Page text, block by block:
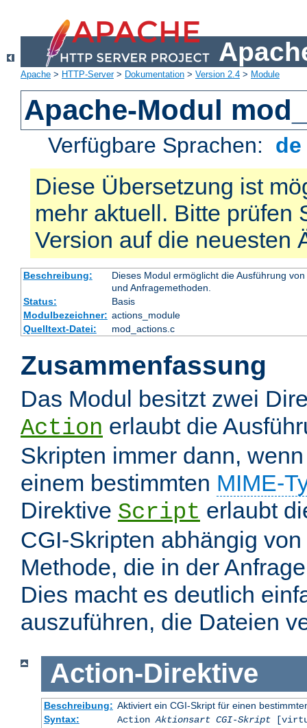
Apache > HTTP-Server> Dokumentation > Version 2.4 > Module
Apache-Modul
Verfügbare Sprachen:
Diese Übersetzung ist
mehr aktuell. Bitte prüfen
Version auf die neuesten
Beschreibung:
Dieses Modul ermöglicht die Ausführung
und Anfragemethoden.
Status:
Basis
Modulbezeichner: actions_module
Quelltext-Datei:
mod_actions.c
Zusammenfassung
Das Modul besitzt zwei
Action erlaubt die
Skripten immer dann,
einem bestimmten MIME-
Direktive Script erlaubt
CGI-Skripten abhängig
Methode, die in der
Dies macht es deutlich
auszuführen, die Dateien
Action-Direktive
Beschreibung: Aktiviert ein CGI-Skript für einen
Syntax:
ActionAktionsart CGI-Skript